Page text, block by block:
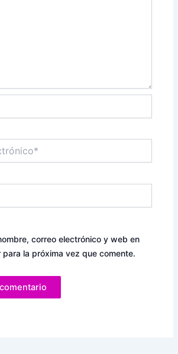
correo electrónico y web en
la próxima vez que comente.